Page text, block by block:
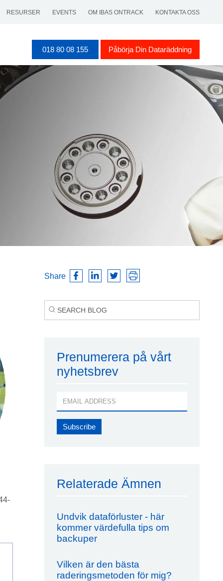
RESURSER EVENTS OM IBAS ONTRACK KONTAKTA OSS
018 80 08 155 Påbörja Din Dataräddning
Share
Prenumerera på vårt
nyhetsbrev
Relaterade Ämnen
Undvik dataförluster - här
kommer värdefulla tips om
backuper
Vilken är den bästa
raderingsmetoden för mig?